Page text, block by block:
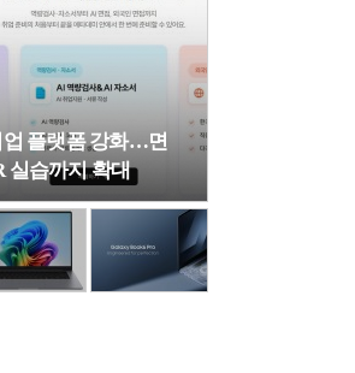
플랫폼 강화…면
실습까지 확대